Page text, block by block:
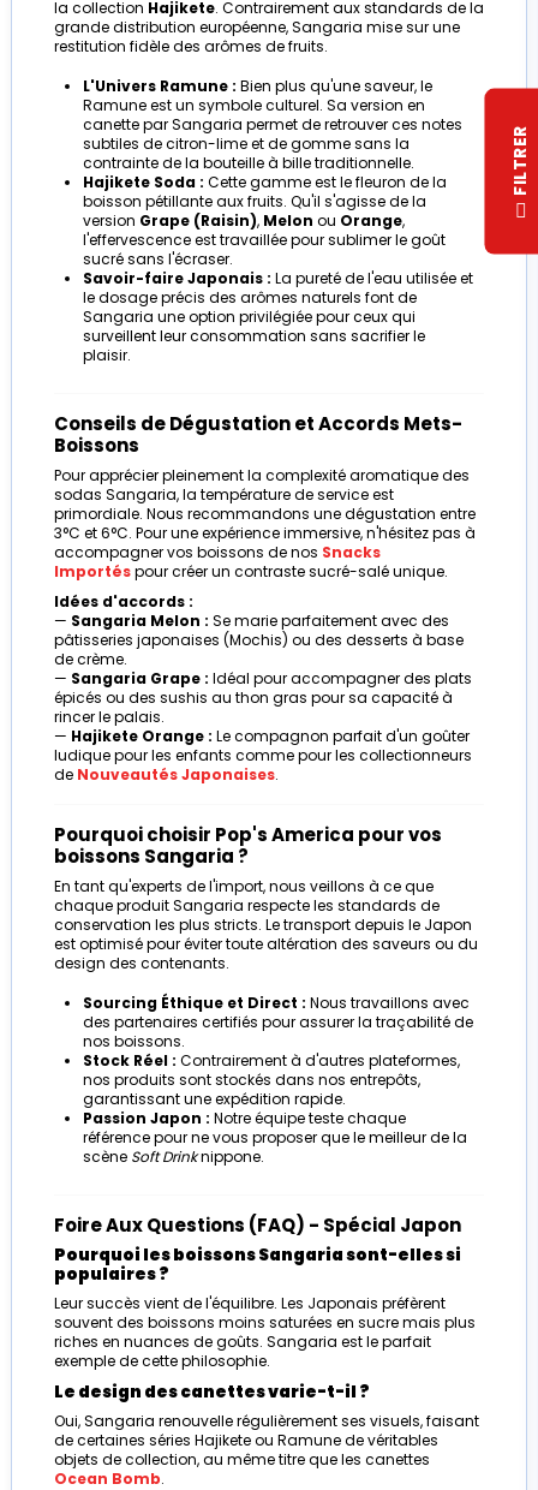
la collection Hajikete. Contrairement aux standards de la
grande distribution européenne, Sangaria mise sur une
restitution fidèle des arômes de fruits.
L'Univers Ramune : Bien plus qu'une saveur, le
Ramune est un symbole culturel. Sa version en
canette par Sangaria permet de retrouver ces notes
subtiles de citron-lime et de gomme sans la
contrainte de la bouteille à bille traditionnelle.
Hajikete Soda : Cette gamme est le fleuron de la
boisson pétillante aux fruits. Qu'il s'agisse de la
version Grape (Raisin), Melon ou Orange,
l'effervescence est travaillée pour sublimer le goût
sucré sans l'écraser.
Savoir-faire Japonais : La pureté de l'eau utilisée et
le dosage précis des arômes naturels font de
Sangaria une option privilégiée pour ceux qui
surveillent leur consommation sans sacrifier le
plaisir.
Conseils de Dégustation et Accords Mets-
Boissons
Pour apprécier pleinement la complexité aromatique des
sodas Sangaria, la température de service est
primordiale. Nous recommandons une dégustation entre
3°C et 6°C. Pour une expérience immersive, n'hésitez pas à
accompagner vos boissons de nos Snacks
Importéspour créer un contraste sucré-salé unique.
Idées d'accords :
— Sangaria Melon : Se marie parfaitement avec des
pâtisseries japonaises (Mochis) ou des desserts à base
de crème.
— Sangaria Grape : Idéal pour accompagner des plats
épicés ou des sushis au thon gras pour sa capacité à
rincer le palais.
— Hajikete Orange : Le compagnon parfait d'un goûter
ludique pour les enfants comme pour les collectionneurs
de Nouveautés Japonaises.
Pourquoi choisir Pop's America pour vos
boissons Sangaria ?
En tant qu'experts de l'import, nous veillons à ce que
chaque produit Sangaria respecte les standards de
conservation les plus stricts. Le transport depuis le Japon
est optimisé pour éviter toute altération des saveurs ou du
design des contenants.
Sourcing Éthique et Direct : Nous travaillons avec
des partenaires certifiés pour assurer la traçabilité de
nos boissons.
Stock Réel : Contrairement à d'autres plateformes,
nos produits sont stockés dans nos entrepôts,
garantissant une expédition rapide.
Passion Japon : Notre équipe teste chaque
référence pour ne vous proposer que le meilleur de la
scène Soft Drinknippone.
Foire Aux Questions (FAQ) - Spécial Japon
Pourquoi les boissons Sangaria sont-elles si
populaires ?
Leur succès vient de l'équilibre. Les Japonais préfèrent
souvent des boissons moins saturées en sucre mais plus
riches en nuances de goûts. Sangaria est le parfait
exemple de cette philosophie.
Le design des canettes varie-t-il ?
Oui, Sangaria renouvelle régulièrement ses visuels, faisant
de certaines séries Hajikete ou Ramune de véritables
objets de collection, au même titre que les canettes
Ocean Bomb.
R